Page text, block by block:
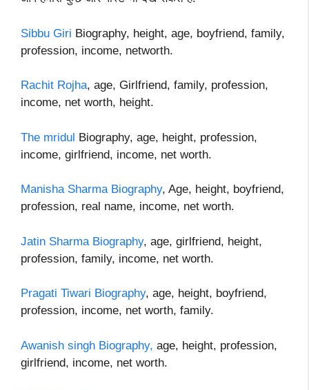
Sibbu Giri Biography, height, age, boyfriend, family,
profession, income, networth.
Rachit Rojha, age, Girlfriend, family, profession,
income, net worth, height.
The mridul Biography, age, height, profession,
income, girlfriend, income, net worth.
Manisha Sharma Biography, Age, height, boyfriend,
profession, real name, income, net worth.
Jatin Sharma Biography, age, girlfriend, height,
profession, family, income, net worth.
Pragati Tiwari Biography, age, height, boyfriend,
profession, income, net worth, family.
Awanish singh Biography, age, height, profession,
girlfriend, income, net worth.